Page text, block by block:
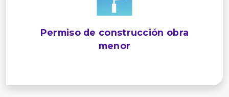
Permiso de construcción obra
menor